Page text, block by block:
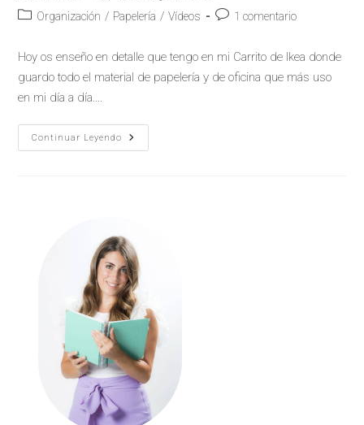
Organización / Papelería / Vídeos 1 comentario
Hoy os enseño en detalle que tengo en mi Carrito de Ikea donde
guardo todo el material de papelería y de oficina que más uso
en mi día a día.…
Continuar Leyendo